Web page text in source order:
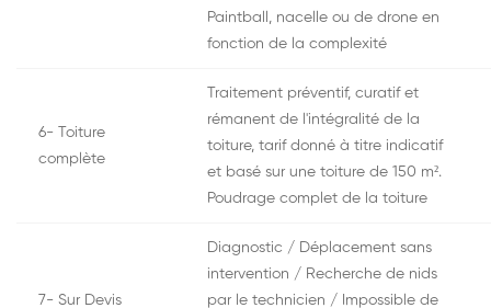
Paintball, nacelle ou de drone en
fonction de la complexité
6- Toiture
complète
Traitement préventif, curatif et
rémanent de l'intégralité de la
toiture, tarif donné à titre indicatif
et basé sur une toiture de 150 m².
Poudrage complet de la toiture
7- Sur Devis
Diagnostic / Déplacement sans
intervention / Recherche de nids
par le technicien / Impossible de